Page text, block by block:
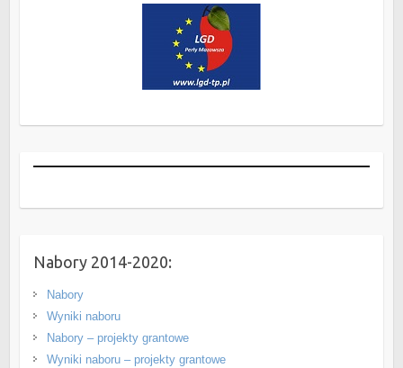
Nabory 2014-2020:
Nabory
Wyniki naboru
Nabory – projekty grantowe
Wyniki naboru – projekty grantowe